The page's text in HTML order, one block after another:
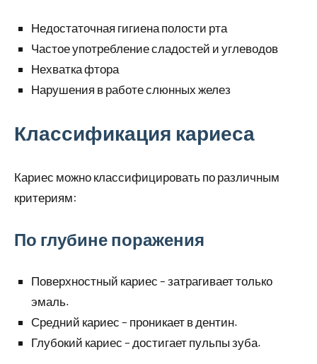
Недостаточная гигиена полости рта
Частое употребление сладостей и углеводов
Нехватка фтора
Нарушения в работе слюнных желез
Классификация кариеса
Кариес можно классифицировать по различным
критериям:
По глубине поражения
Поверхностный кариес – затрагивает только
эмаль.
Средний кариес – проникает в дентин.
Глубокий кариес – достигает пульпы зуба.